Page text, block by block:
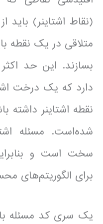
بسازند. این حد اکثر
شده‌است. مسئله
سخت است و
برای الگوریتم‌های
یک سری کد مسئله